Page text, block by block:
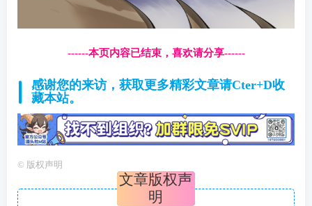
------本页内容已结束，喜欢请分享------
感谢您的来访，获取更多精彩文章请Cter+D收
藏本站。
© 版权声明
文章版权声
明